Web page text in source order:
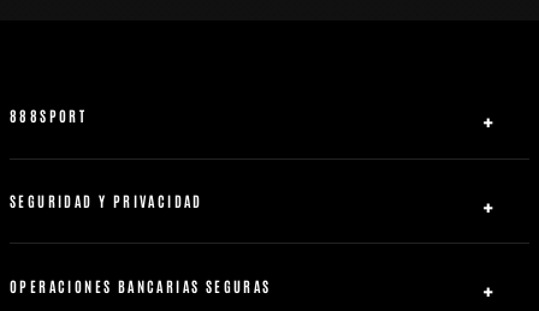
888SPORT
Quiénes somos
Ayuda
Contacto
SEGURIDAD Y PRIVACIDAD
Política de privacidad
Acuerdo con el usuario
OPERACIONES BANCARIAS SEGURAS